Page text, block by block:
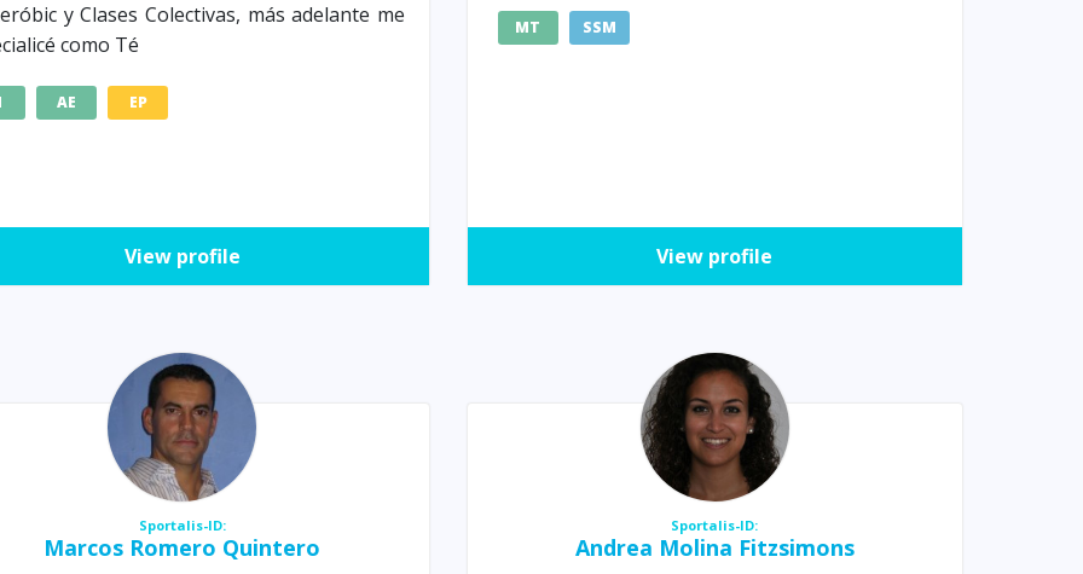
y Clases Colectivas, más adelante me
como Té
AE EP
View profile
MT SSM
View profile
Sportalis-ID:
Marcos Romero Quintero
Sportalis-ID:
Andrea Molina Fitzsimons